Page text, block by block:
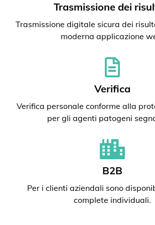
Trasmissione dei
Trasmissione digitale sicura dei
moderna applicazione
Verifica
Verifica personale conforme alla
per gli agenti patogeni
B2B
Per i clienti aziendali sono
complete individuali.